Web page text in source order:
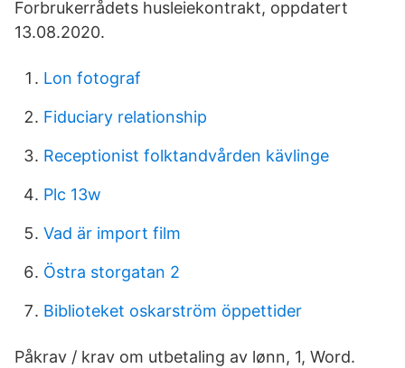
Forbrukerrådets husleiekontrakt, oppdatert
13.08.2020.
Lon fotograf
Fiduciary relationship
Receptionist folktandvården kävlinge
Plc 13w
Vad är import film
Östra storgatan 2
Biblioteket oskarström öppettider
Påkrav / krav om utbetaling av lønn, 1, Word.